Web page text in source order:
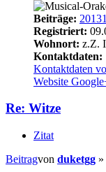
Beiträge: 20131
Registriert:
Wohnort: z.Z.
Kontaktdaten:
Kontaktdaten
Website
Re: Witze
Zitat
Beitragvon duketgg »